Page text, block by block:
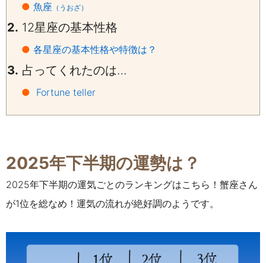
● 魚座 （うおざ）
2. 12星座の基本性格
● 各星座の基本性格や特徴は？
3. 占ってくれたのは…
● Fortune teller
2025年下半期の運勢は？
2025年下半期の運気ごとのランキングはこちら！蟹座さん
が1位を総なめ！運気の流れが絶好調のようです。